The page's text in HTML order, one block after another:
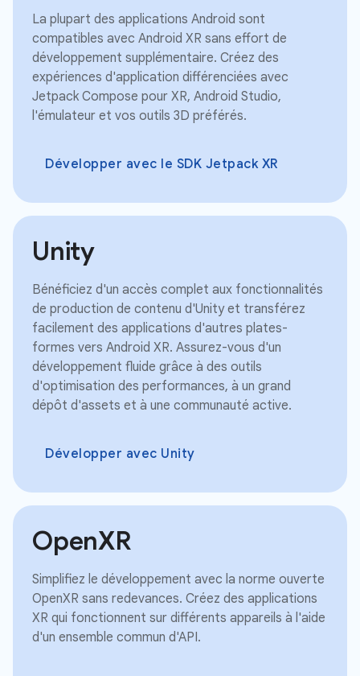
La plupart des applications Android sont
compatibles avec Android XR sans effort de
développement supplémentaire. Créez des
expériences d'application différenciées avec
Jetpack Compose pour XR, Android Studio,
l'émulateur et vos outils 3D préférés.
Développer avec le SDK Jetpack XR
Unity
Bénéficiez d'un accès complet aux fonctionnalités
de production de contenu d'Unity et transférez
facilement des applications d'autres plates-
formes vers Android XR. Assurez-vous d'un
développement fluide grâce à des outils
d'optimisation des performances, à un grand
dépôt d'assets et à une communauté active.
Développer avec Unity
OpenXR
Simplifiez le développement avec la norme ouverte
OpenXR sans redevances. Créez des applications
XR qui fonctionnent sur différents appareils à l'aide
d'un ensemble commun d'API.